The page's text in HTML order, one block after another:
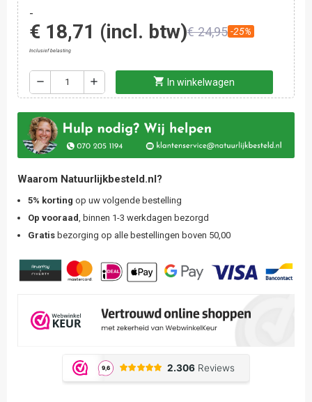
-
€ 18,71 (incl. btw)€ 24,95 -25%
Inclusief belasting
remove add shopping_cart In winkelwagen
Waarom Natuurlijkbesteld.nl?
5% korting op uw volgende bestelling
Op vooraad
, binnen 1-3 werkdagen bezorgd
Gratis bezorging op alle bestellingen boven 50,00